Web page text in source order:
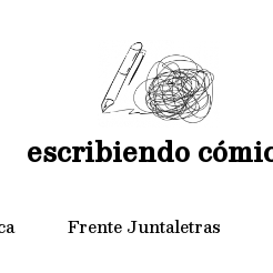
escribiendo
Frente Juntaletras